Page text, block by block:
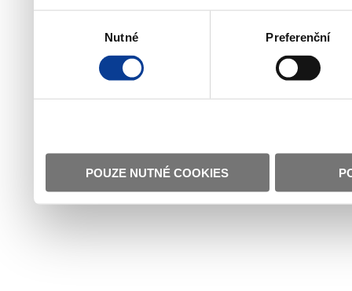
Nutné Preferenční
POUZE NUTNÉ COOKIES